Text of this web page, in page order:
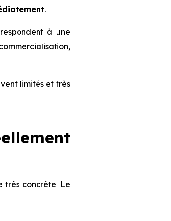
.
à une
limités et très
très concrète. Le